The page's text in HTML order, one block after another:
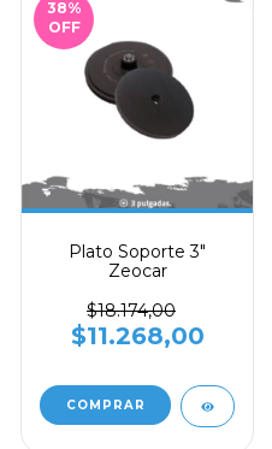
38%
OFF
Plato Soporte 3"
Zeocar
$18.174,00
$11.268,00